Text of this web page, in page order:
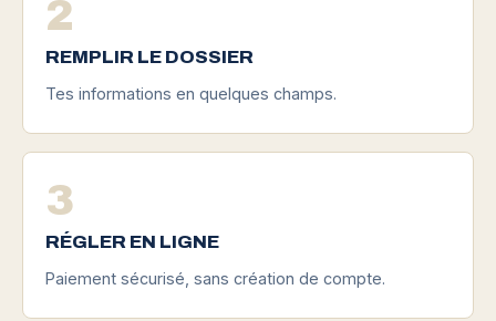
2
REMPLIR LE DOSSIER
Tes informations en quelques champs.
3
RÉGLER EN LIGNE
Paiement sécurisé, sans création de compte.